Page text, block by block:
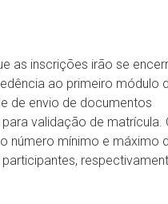
as inscrições irão se
ao primeiro módulo
de envio de documentos
validação de matrícula.
número mínimo e máximo